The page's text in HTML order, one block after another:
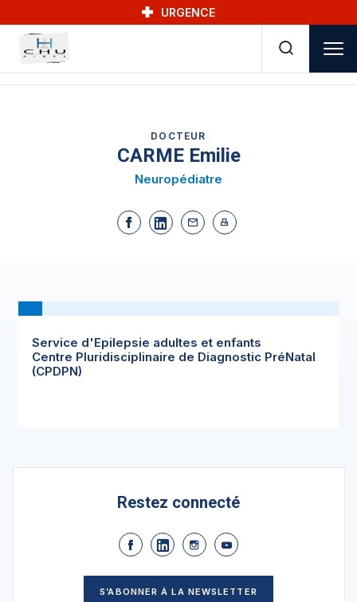
URGENCE
DOCTEUR
CARME Emilie
Neuropédiatre
Service d'Epilepsie adultes et enfants
Centre Pluridisciplinaire de Diagnostic PréNatal
(CPDPN)
Restez connecté
S’ABONNER À LA NEWSLETTER